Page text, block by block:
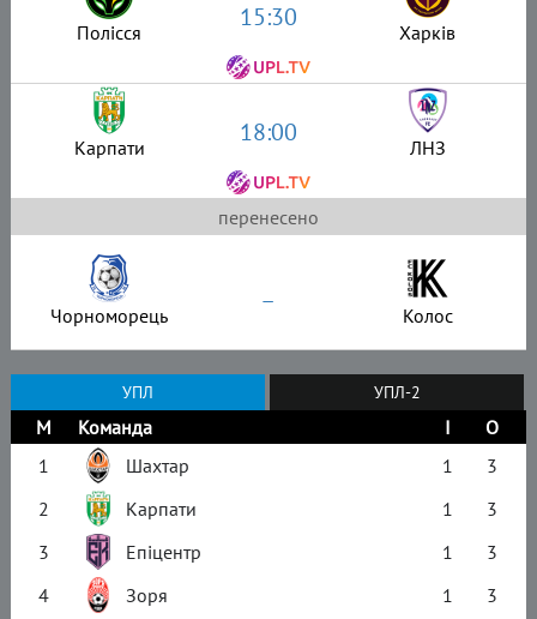
Полісся 15:30 Харків
Карпати 18:00 ЛНЗ
перенесено
Чорноморець – Колос
УПЛ УПЛ-2
М Команда І
О
1
Шахтар 1
3
2
Карпати 1
3
3
Епіцентр 1
3
4
Зоря 1
3